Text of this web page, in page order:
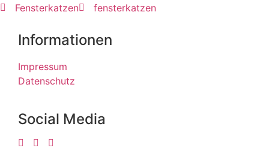
Fensterkatzen
fensterkatzen
Informationen
Impressum
Datenschutz
Social Media